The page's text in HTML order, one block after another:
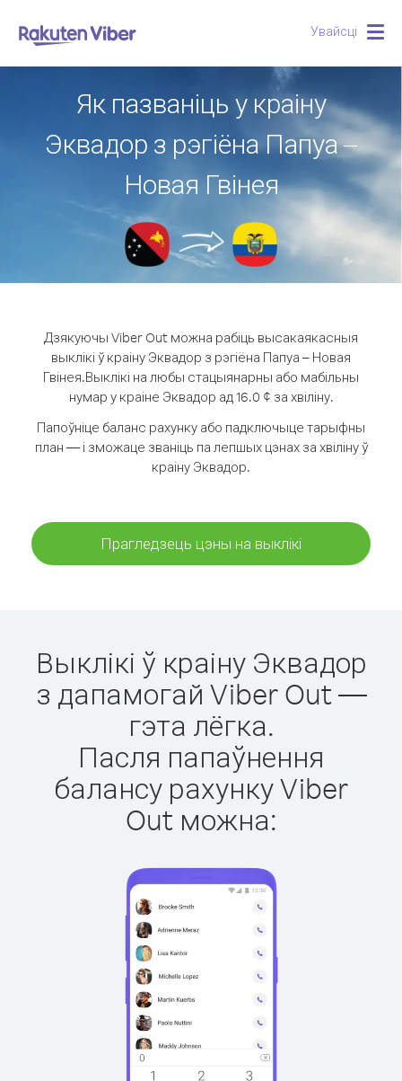
Увайсці
Як пазваніць у краіну
Эквадор з рэгіёна Папуа –
Новая Гвінея
Дзякуючы Viber Out можна рабіць высакаякасныя
выклікі ў краіну Эквадор з рэгіёна Папуа – Новая
Гвінея.Выклікі на любы стацыянарны або мабільны
нумар у краіне Эквадор ад 16.0 ¢ за хвіліну.
Папоўніце баланс рахунку або падключыце тарыфны
план — і зможаце званіць па лепшых цэнах за хвіліну ў
краіну Эквадор.
Прагледзець цэны на выклікі
Выклікі ў краіну Эквадор
з дапамогай Viber Out —
гэта лёгка.
Пасля папаўнення
балансу рахунку Viber
Out можна: